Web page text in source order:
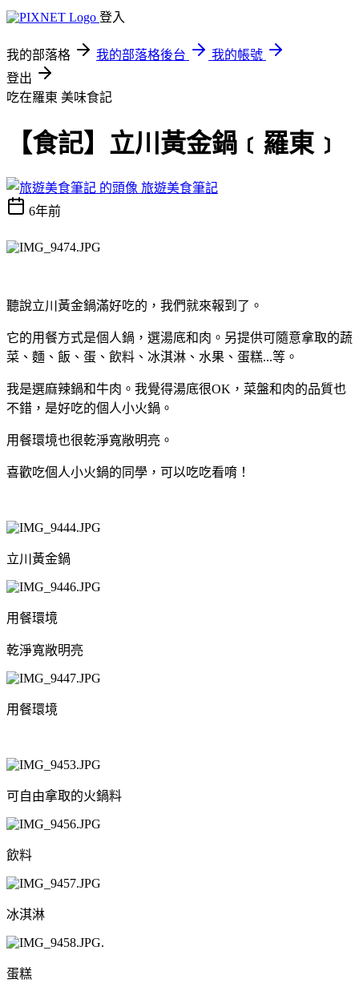
登入
我的部落格 我的部落格後台
我的帳號
登出
吃在羅東 美味食記
【食記】立川黃金鍋﹝羅東﹞
旅遊美食筆記
6年前
聽說立川黃金鍋滿好吃的，我們就來報到了。
它的用餐方式是個人鍋，選湯底和肉。另提供可隨意拿取的蔬
菜、麵、飯、蛋、飲料、冰淇淋、水果、蛋糕...等。
我是選麻辣鍋和牛肉。我覺得湯底很OK，菜盤和肉的品質也
不錯，是好吃的個人小火鍋。
用餐環境也很乾淨寬敞明亮。
喜歡吃個人小火鍋的同學，可以吃吃看唷！
立川黃金鍋
用餐環境
乾淨寬敞明亮
用餐環境
可自由拿取的火鍋料
飲料
冰淇淋
.
蛋糕